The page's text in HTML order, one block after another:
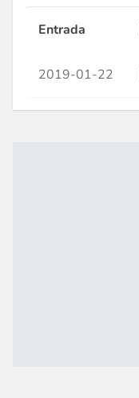
Entrada
2019-01-22